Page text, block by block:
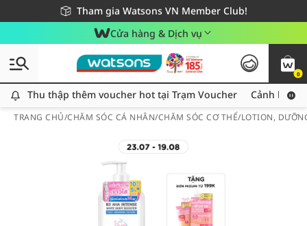
Tham gia Watsons VN Member Club!
Miễn phí giao hàng cho đơn hàng từ 249,000Đ
Giao hàng nhanh 24h - Áp dụng khu vực TP. Hồ Chí Minh
Cửa hàng & Dịch vụ
0
Thu thập thêm voucher hot tại Trạm Voucher
Thu thập thêm voucher hot tại Trạm Voucher Cảnh báo
TRANG CHỦ/CHĂM SÓC CÁ NHÂN/CHĂM SÓC CƠ THỂ/LOTION,